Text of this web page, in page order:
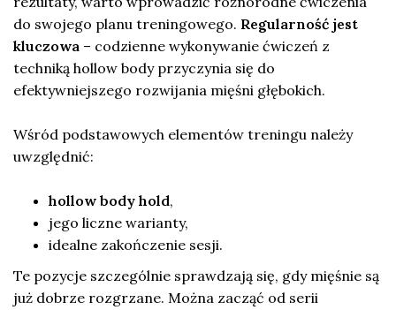
do swojego planu treningowego. Regularność jest
kluczowa – codzienne wykonywanie ćwiczeń z
techniką hollow body przyczynia się do
efektywniejszego rozwijania mięśni głębokich.
Wśród podstawowych elementów treningu należy
uwzględnić:
hollow body hold,
jego liczne warianty,
idealne zakończenie sesji.
Te pozycje szczególnie sprawdzają się, gdy mięśnie są
już dobrze rozgrzane. Można zacząć od serii